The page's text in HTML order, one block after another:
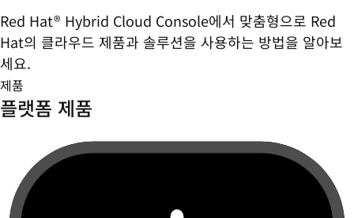
Red Hat® Hybrid Cloud Console에서 맞춤형으로 Red
Hat의 클라우드 제품과 솔루션을 사용하는 방법을 알아보
세요.
제품
플랫폼 제품